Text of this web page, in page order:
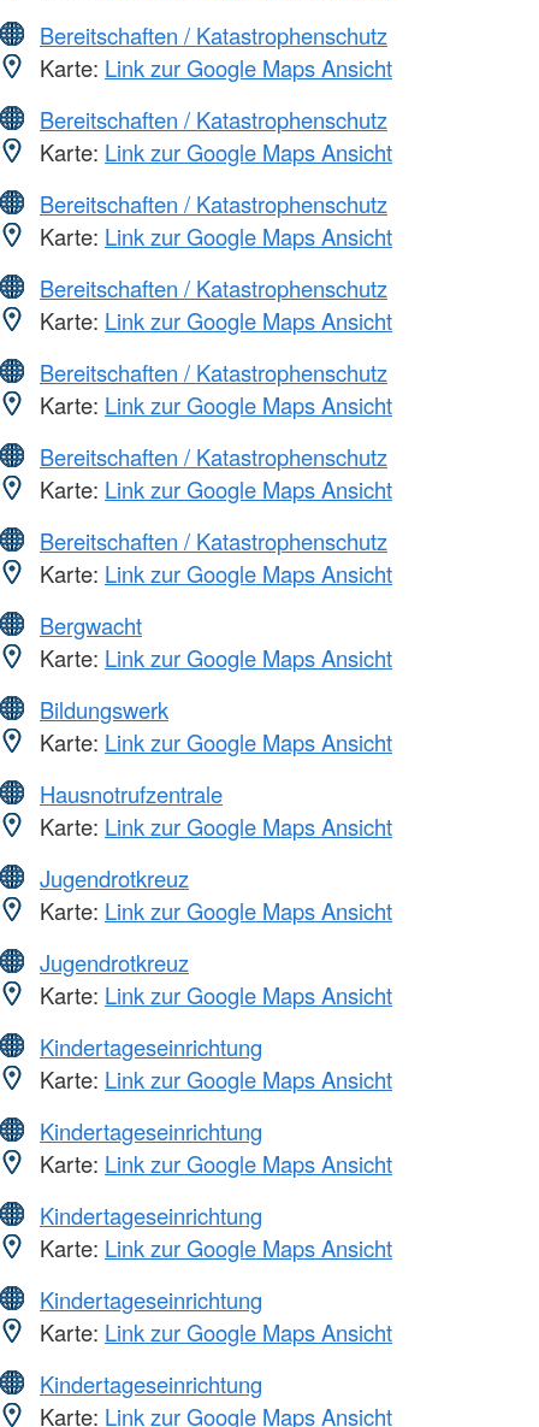
Bereitschaften / Katastrophenschutz
Karte: Link zur Google Maps Ansicht
Bereitschaften / Katastrophenschutz
Karte: Link zur Google Maps Ansicht
Bereitschaften / Katastrophenschutz
Karte: Link zur Google Maps Ansicht
Bereitschaften / Katastrophenschutz
Karte: Link zur Google Maps Ansicht
Bereitschaften / Katastrophenschutz
Karte: Link zur Google Maps Ansicht
Bereitschaften / Katastrophenschutz
Karte: Link zur Google Maps Ansicht
Bereitschaften / Katastrophenschutz
Karte: Link zur Google Maps Ansicht
Bergwacht
Karte: Link zur Google Maps Ansicht
Bildungswerk
Karte: Link zur Google Maps Ansicht
Hausnotrufzentrale
Karte: Link zur Google Maps Ansicht
Jugendrotkreuz
Karte: Link zur Google Maps Ansicht
Jugendrotkreuz
Karte: Link zur Google Maps Ansicht
Kindertageseinrichtung
Karte: Link zur Google Maps Ansicht
Kindertageseinrichtung
Karte: Link zur Google Maps Ansicht
Kindertageseinrichtung
Karte: Link zur Google Maps Ansicht
Kindertageseinrichtung
Karte: Link zur Google Maps Ansicht
Kindertageseinrichtung
Karte: Link zur Google Maps Ansicht